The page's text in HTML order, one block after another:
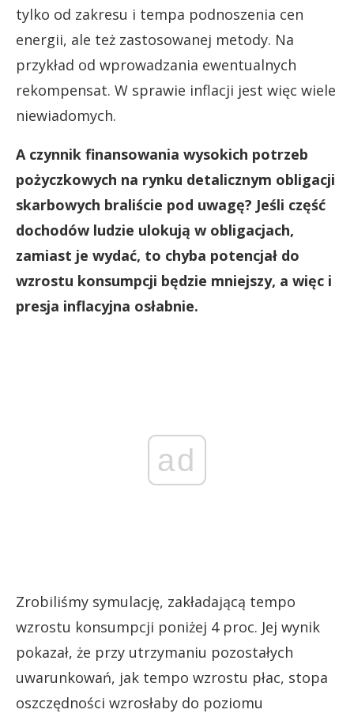
tylko od zakresu i tempa podnoszenia cen
energii, ale też zastosowanej metody. Na
przykład od wprowadzania ewentualnych
rekompensat. W sprawie inflacji jest więc wiele
niewiadomych.
A czynnik finansowania wysokich potrzeb
pożyczkowych na rynku detalicznym obligacji
skarbowych braliście pod uwagę? Jeśli część
dochodów ludzie ulokują w obligacjach,
zamiast je wydać, to chyba potencjał do
wzrostu konsumpcji będzie mniejszy, a więc i
presja inflacyjna osłabnie.
ad
Zrobiliśmy symulację, zakładającą tempo
wzrostu konsumpcji poniżej 4 proc. Jej wynik
pokazał, że przy utrzymaniu pozostałych
uwarunkowań, jak tempo wzrostu płac, stopa
oszczędności wzrosłaby do poziomu